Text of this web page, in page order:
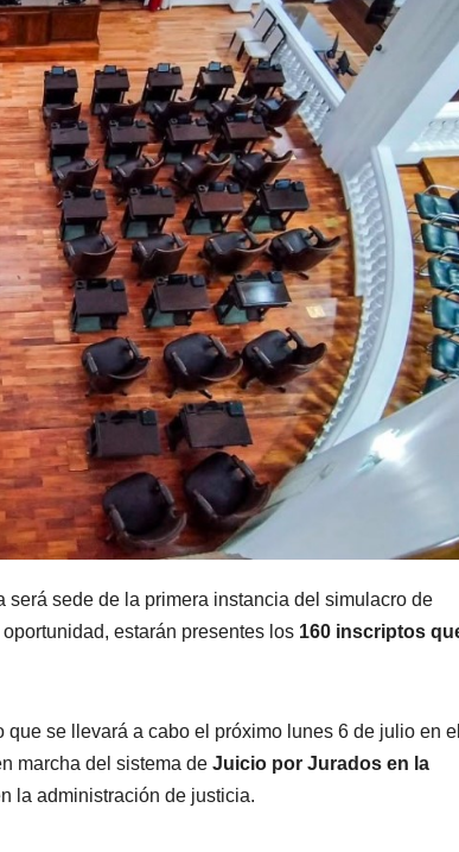
sede de la primera instancia del simulacro de
estarán presentes los 160 inscriptos
se llevará a cabo el próximo lunes 6 de julio en
marcha del sistema de Juicio por Jurados en la
la administración de justicia.